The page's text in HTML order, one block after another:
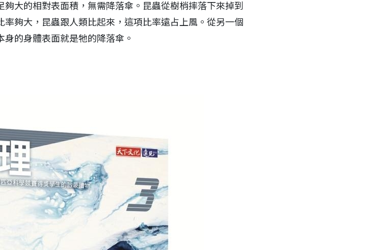
大的相對表面積，無需降落傘。昆蟲從樹梢摔落下來掉到
夠大，昆蟲跟人類比起來，這項比率遠占上風。從另一個
的身體表面就是牠的降落傘。